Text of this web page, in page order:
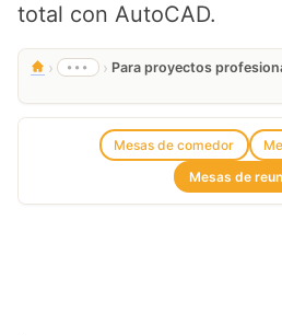
total con AutoCAD.
› ••• ›
Mesas de comedor
Mesas de